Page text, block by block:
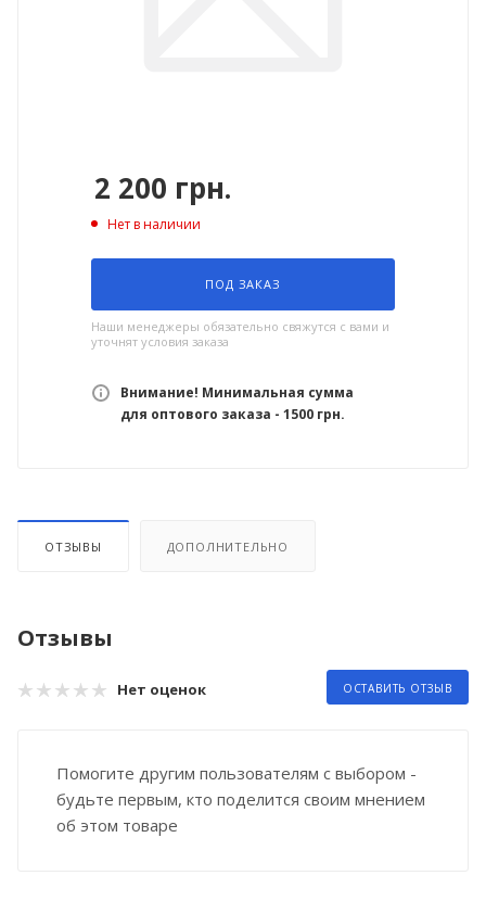
2 200 грн.
Нет в наличии
ПОД ЗАКАЗ
Наши менеджеры обязательно свяжутся с вами и
уточнят условия заказа
Внимание! Минимальная сумма
для оптового заказа - 1500 грн.
ОТЗЫВЫ ДОПОЛНИТЕЛЬНО
Отзывы
Нет оценок ОСТАВИТЬ ОТЗЫВ
Помогите другим пользователям с выбором -
будьте первым, кто поделится своим мнением
об этом товаре